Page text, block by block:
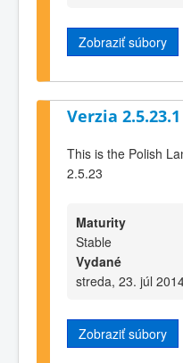
Zobraziť súbory
Verzia 2.5.23.1
This is the Polish
2.5.23
Maturity
Stable
Vydané
streda, 23. júl
Zobraziť súbory